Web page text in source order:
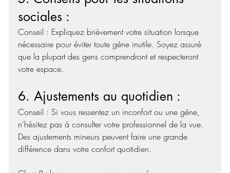
sociales :
Conseil : Expliquez brièvement votre situation lorsque
nécessaire pour éviter toute gêne inutile. Soyez assuré
que la plupart des gens comprendront et respecteront
votre espace.
6. Ajustements au quotidien :
Conseil : Si vous ressentez un inconfort ou une gêne,
n'hésitez pas à consulter votre professionnel de la vue.
Des ajustements mineurs peuvent faire une grande
différence dans votre confort quotidien.